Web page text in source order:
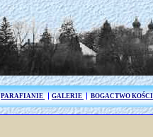
PARAFIANIE GALERIE BOGACTWO